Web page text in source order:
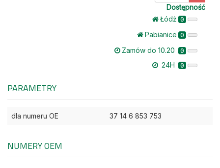
Dostępność
Łódż 0
Pabianice 0
Zamów do 10.20 0
24H 0
PARAMETRY
dla numeru OE 37 14 6 853 753
NUMERY OEM